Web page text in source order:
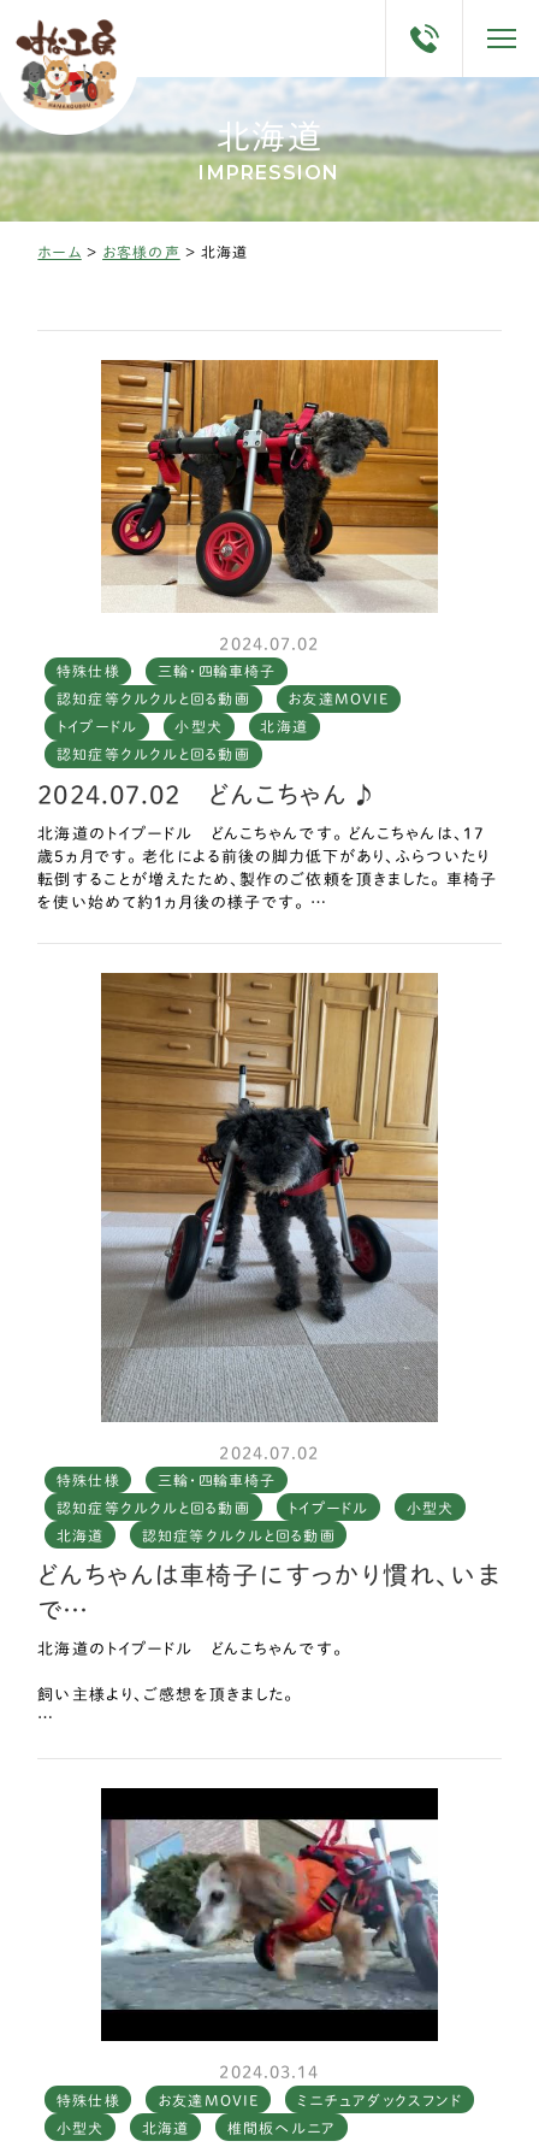
北海道
IMPRESSION
ホーム > お客様の声 > 北海道
2024.07.02
特殊仕様
三輪・四輪車椅子
認知症等クルクルと回る動画
お友達MOVIE
トイプードル
小型犬
北海道
認知症等クルクルと回る動画
2024.07.02 どんこちゃん ♪
北海道のトイプードル どんこちゃんです。 どんこちゃんは、17
歳5ヵ月です。 老化による前後の脚力低下があり、ふらついたり
転倒することが増えたため、製作のご依頼を頂きました。 車椅子
を使い始めて約1ヵ月後の様子です。 …
2024.07.02
特殊仕様
三輪・四輪車椅子
認知症等クルクルと回る動画
トイプードル
小型犬
北海道
認知症等クルクルと回る動画
どんちゃんは車椅子にすっかり慣れ、いま
で…
北海道のトイプードル どんこちゃんです。
飼い主様より、ご感想を頂きました。
相棒になりました。
てドヤ顔で歩き回っています！
それが私たち家族にとってとてもうれしく、幸せな気持ちになりま
車椅子がないときは、すぐにパタっと倒れてしまうので一瞬も目
が離せませんでしたが、いまは目の届く範囲でですが、ひとりで
歩いてくれるのでとても助かっています。
本当にはな工房さんに出会えてよかったと、心から感謝していま
車椅子を必要としているひとりでも多くのわんちゃんに届くとい
いなと思います。
2024.03.14
特殊仕様 お友達MOVIE
ミニチュアダックスフンド
小型犬
北海道 椎間板ヘルニア